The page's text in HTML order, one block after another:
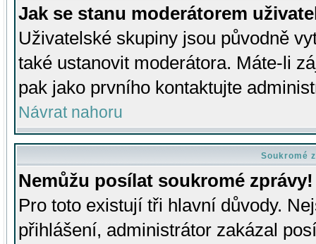
Jak se stanu moderátorem
Uživatelské skupiny jsou původně
také ustanovit moderátora. Máte-li
pak jako prvního kontaktujte
Návrat nahoru
Soukromé
Nemůžu posílat soukromé zprávy!
Pro toto existují tři hlavní důvody.
přihlášení, administrátor zakázal